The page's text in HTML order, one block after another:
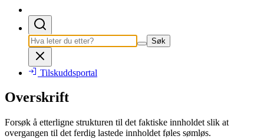
Søk
Tilskuddsportal
Overskrift
Forsøk å etterligne strukturen til det faktiske innholdet slik at
overgangen til det ferdig lastede innholdet føles sømløs.